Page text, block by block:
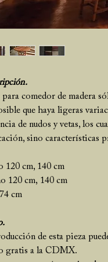
para comedor de madera
que haya ligeras
de nudos y vetas, los
sino características
120 cm, 140 cm
120 cm, 140 cm
cm
de esta pieza
gratis a la CDMX.